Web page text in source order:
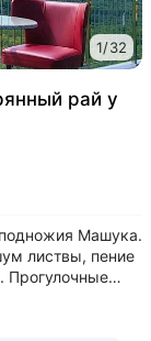
1/32
рай у
Машука.
листвы, пение
Прогулочные
природе •